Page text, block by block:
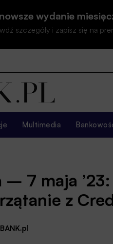
wydanie
szczegóły i zapisz się na
Multimedia
7 maja
z
BANK.pl